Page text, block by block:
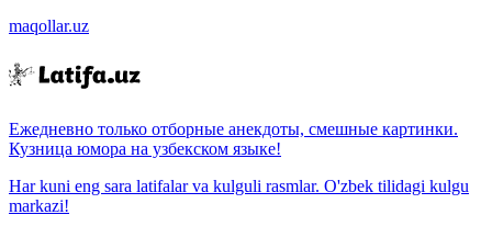
maqollar.uz
Ежедневно только отборные анекдоты, смешные картинки.
Кузница юмора на узбекском языке!
Har kuni eng sara latifalar va kulguli rasmlar. O'zbek tilidagi kulgu
markazi!